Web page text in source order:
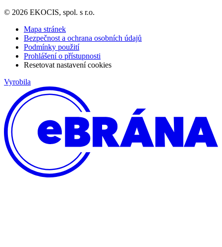
© 2026 EKOCIS, spol. s r.o.
Mapa stránek
Bezpečnost a ochrana osobních údajů
Podmínky použití
Prohlášení o přístupnosti
Resetovat nastavení cookies
Vyrobila